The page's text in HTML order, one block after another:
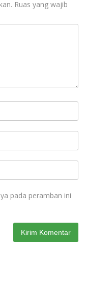
Ruas yang wajib
pada peramban ini